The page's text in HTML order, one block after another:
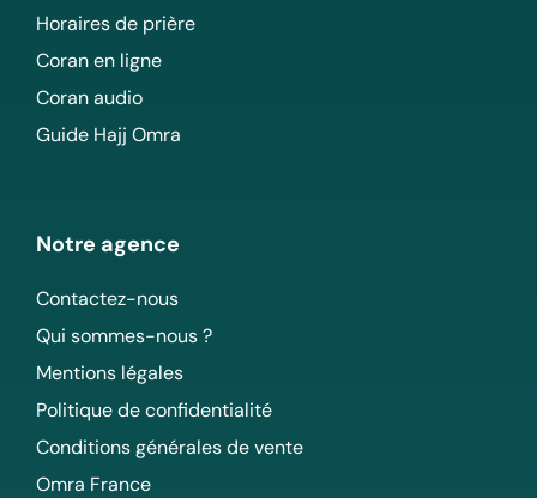
Horaires de prière
Coran en ligne
Coran audio
Guide Hajj Omra
Notre agence
Contactez-nous
Qui sommes-nous ?
Mentions légales
Politique de confidentialité
Conditions générales de vente
Omra France